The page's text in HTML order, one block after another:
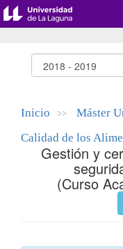
Inicio >>
Máster
Calidad de los
Gestión y
(Curso